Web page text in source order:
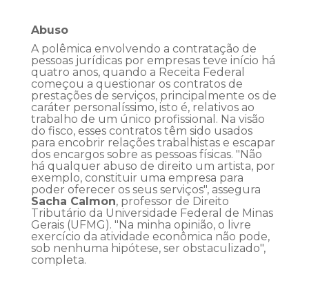
Abuso
A polêmica envolvendo a contratação de
pessoas jurídicas por empresas teve início há
quatro anos, quando a Receita Federal
começou a questionar os contratos de
prestações de serviços, principalmente os de
caráter personalíssimo, isto é, relativos ao
trabalho de um único profissional. Na visão
do fisco, esses contratos têm sido usados
para encobrir relações trabalhistas e escapar
dos encargos sobre as pessoas físicas. "Não
há qualquer abuso de direito um artista, por
exemplo, constituir uma empresa para
poder oferecer os seus serviços", assegura
Sacha Calmon, professor de Direito
Tributário da Universidade Federal de Minas
Gerais (UFMG). "Na minha opinião, o livre
exercício da atividade econômica não pode,
sob nenhuma hipótese, ser obstaculizado",
completa.